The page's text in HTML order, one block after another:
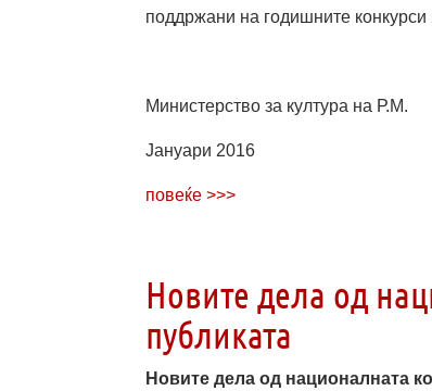
поддржани на годишните конкурси
Министерство за култура на Р.М.
Јануари 2016
повеќе >>>
Новите дела од
публиката
Новите дела од националната